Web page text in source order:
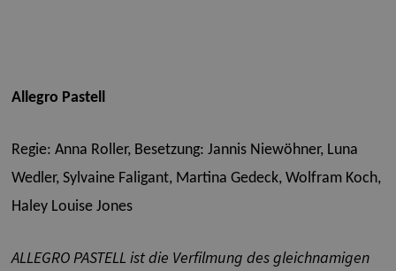
Allegro Pastell
Regie: Anna Roller, Besetzung: Jannis Niewöhner, Luna
Wedler, Sylvaine Faligant, Martina Gedeck, Wolfram Koch,
Haley Louise Jones
ALLEGRO PASTELL ist die Verfilmung des gleichnamigen